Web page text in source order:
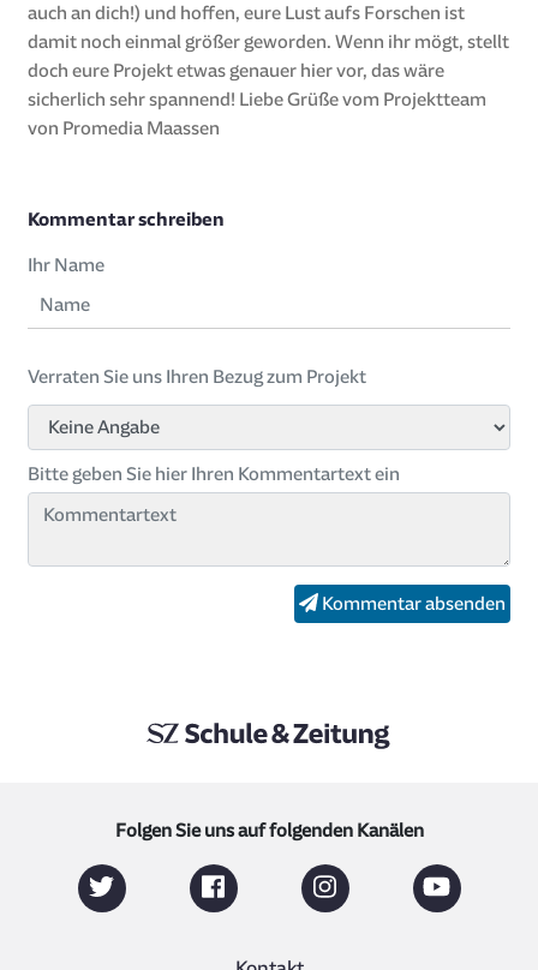
auch an dich!) und hoffen, eure Lust aufs Forschen ist
damit noch einmal größer geworden. Wenn ihr mögt, stellt
doch eure Projekt etwas genauer hier vor, das wäre
sicherlich sehr spannend! Liebe Grüße vom Projektteam
von Promedia Maassen
Kommentar schreiben
Ihr Name
Verraten Sie uns Ihren Bezug zum Projekt
Bitte geben Sie hier Ihren Kommentartext ein
Kommentar absenden
Folgen Sie uns auf folgenden Kanälen